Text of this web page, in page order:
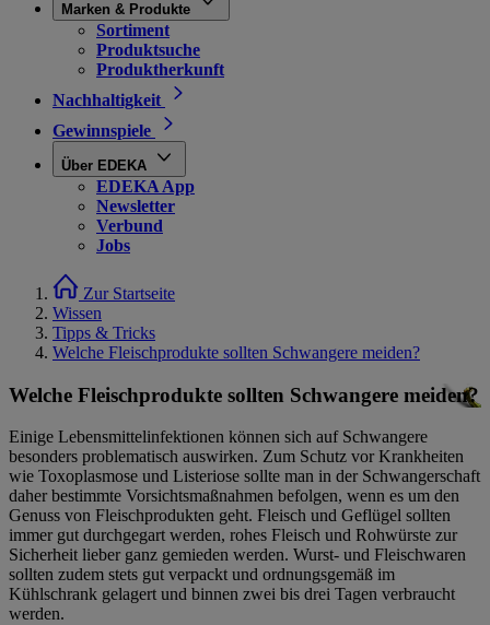
Marken & Produkte
Sortiment
Produktsuche
Produktherkunft
Nachhaltigkeit
Gewinnspiele
Über EDEKA
EDEKA App
Newsletter
Verbund
Jobs
Zur Startseite
Wissen
Tipps & Tricks
Welche Fleischprodukte sollten Schwangere meiden?
Welche Fleischprodukte sollten Schwangere meiden?
Einige Lebensmittelinfektionen können sich auf Schwangere
besonders problematisch auswirken. Zum Schutz vor Krankheiten
wie Toxoplasmose und Listeriose sollte man in der Schwangerschaft
daher bestimmte Vorsichtsmaßnahmen befolgen, wenn es um den
Genuss von Fleischprodukten geht. Fleisch und Geflügel sollten
immer gut durchgegart werden, rohes Fleisch und Rohwürste zur
Sicherheit lieber ganz gemieden werden. Wurst- und Fleischwaren
sollten zudem stets gut verpackt und ordnungsgemäß im
Kühlschrank gelagert und binnen zwei bis drei Tagen verbraucht
werden.